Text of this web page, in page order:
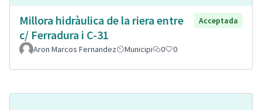
Millora hidràulica de la riera entre
c/ Ferradura i C-31
Acceptada
Aron Marcos Fernandez Municipi 0 0